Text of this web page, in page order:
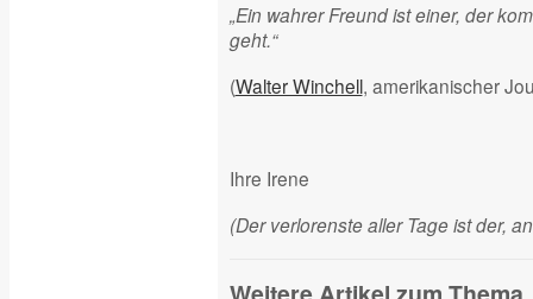
„Ein wahrer Freund ist einer, der
geht.“
(Walter Winchell, amerikanischer
Ihre Irene
(Der verlorenste aller Tage ist der,